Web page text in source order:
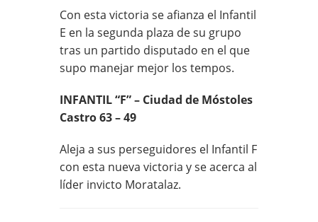
Con esta victoria se afianza el Infantil
E en la segunda plaza de su grupo
tras un partido disputado en el que
supo manejar mejor los tempos.
INFANTIL “F” – Ciudad de Móstoles
Castro 63 – 49
Aleja a sus perseguidores el Infantil F
con esta nueva victoria y se acerca al
líder invicto Moratalaz.